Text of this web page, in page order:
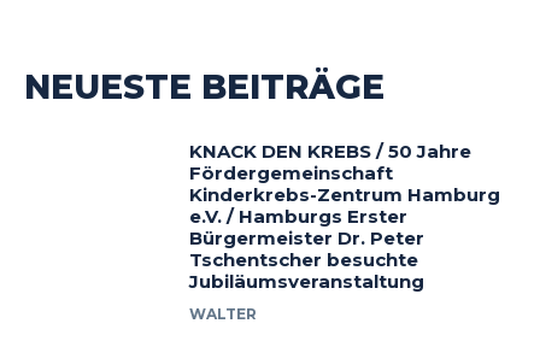
NEUESTE BEITRÄGE
KNACK DEN KREBS / 50 Jahre
Fördergemeinschaft
Kinderkrebs-Zentrum Hamburg
e.V. / Hamburgs Erster
Bürgermeister Dr. Peter
Tschentscher besuchte
Jubiläumsveranstaltung
WALTER